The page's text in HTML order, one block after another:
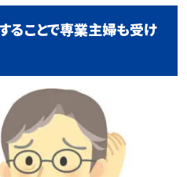
ることで専業主婦も受け